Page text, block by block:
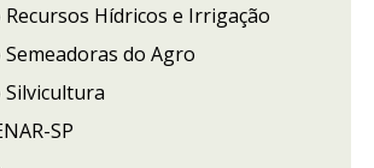
Recursos Hídricos e Irrigação
Semeadoras do Agro
Silvicultura
SP